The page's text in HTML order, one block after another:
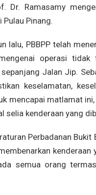
Dr. Ramasamy
Pulau Pinang.
lalu, PBBPP telah
operasi
Jalan Jip.
keselamatan,
mencapai matlamat
selia kenderaan yang
Perbadanan
semua orang